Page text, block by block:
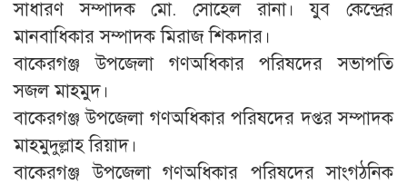
সাধারণ সম্পাদক মো. সোহেল রানা। ​যুব কেন্দ্রের
মানবাধিকার সম্পাদক মিরাজ শিকদার।
​বাকেরগঞ্জ উপজেলা গণঅধিকার পরিষদের সভাপতি
সজল মাহমুদ।
​বাকেরগঞ্জ উপজেলা গণঅধিকার পরিষদের দপ্তর সম্পাদক
মাহমুদুল্লাহ রিয়াদ।
​বাকেরগঞ্জ উপজেলা গণঅধিকার পরিষদের সাংগঠনিক